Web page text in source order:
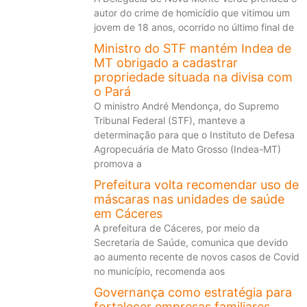
autor do crime de homicídio que vitimou um
jovem de 18 anos, ocorrido no último final de
Ministro do STF mantém Indea de
MT obrigado a cadastrar
propriedade situada na divisa com
o Pará
O ministro André Mendonça, do Supremo
Tribunal Federal (STF), manteve a
determinação para que o Instituto de Defesa
Agropecuária de Mato Grosso (Indea-MT)
promova a
Prefeitura volta recomendar uso de
máscaras nas unidades de saúde
em Cáceres
A prefeitura de Cáceres, por meio da
Secretaria de Saúde, comunica que devido
ao aumento recente de novos casos de Covid
no município, recomenda aos
Governança como estratégia para